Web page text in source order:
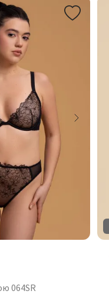
064SR